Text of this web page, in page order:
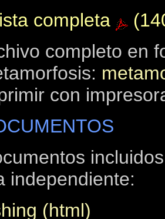
completa
completo en
con
independiente:
(html)